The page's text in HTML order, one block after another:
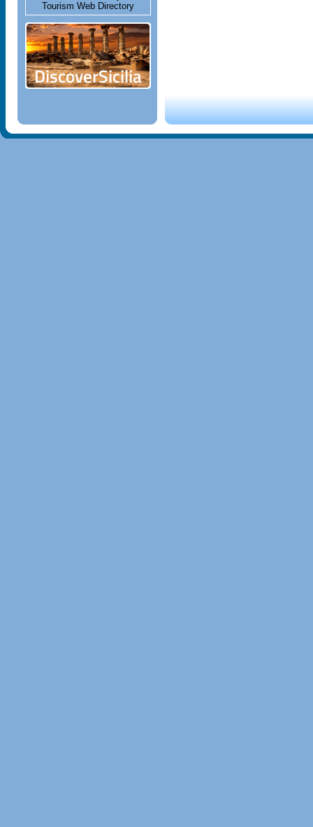
Tourism Web Directory